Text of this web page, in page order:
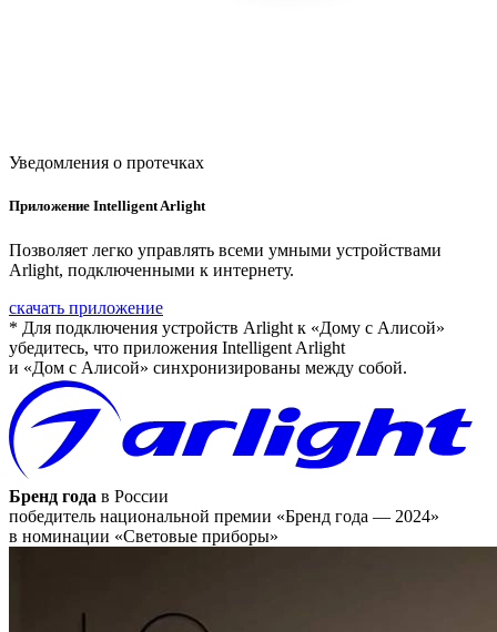
Уведомления о протечках
Приложение Intelligent Arlight
Позволяет легко управлять всеми умными устройствами
Arlight, подключенными к интернету.
скачать приложение
* Для подключения устройств Arlight к «Дому с Алисой»
убедитесь, что приложения Intelligent Arlight
и «Дом с Алисой» синхронизированы между собой.
Бренд года в России
победитель национальной премии «Бренд года — 2024»
в номинации «Световые приборы»